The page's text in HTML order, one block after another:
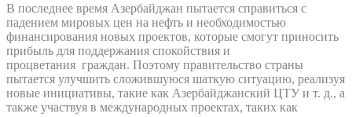
В последнее время Азербайджан пытается справиться с
падением мировых цен на нефть и необходимостью
финансирования новых проектов, которые смогут приносить
прибыль для поддержания спокойствия и
процветания граждан. Поэтому правительство страны
пытается улучшить сложившуюся шаткую ситуацию, реализуя
новые инициативы, такие как Азербайджанский ЦТУ и т. д., а
также участвуя в международных проектах, таких как